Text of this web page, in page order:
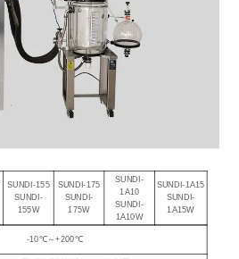
SUNDI-155
SUNDI-
155W
SUNDI-175
SUNDI-
175W
SUNDI-
1A10
SUNDI-
1A10W
SUNDI-1A15
SUNDI-
1A15W
-10℃～+200℃